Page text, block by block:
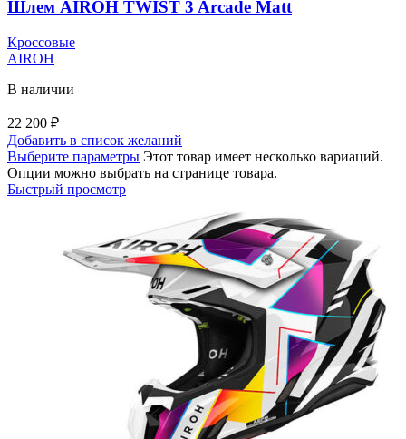
Шлем AIROH TWIST 3 Arcade Matt
Кроссовые
AIROH
В наличии
22 200 ₽
Добавить в список желаний
Выберите параметры Этот товар имеет несколько вариаций.
Опции можно выбрать на странице товара.
Быстрый просмотр